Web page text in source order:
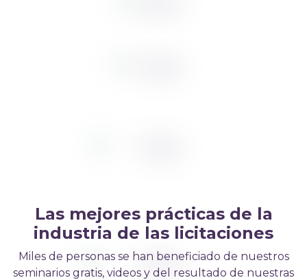
Las mejores prácticas de la
industria de las licitaciones
Miles de personas se han beneficiado de nuestros
seminarios gratis, videos y del resultado de nuestras